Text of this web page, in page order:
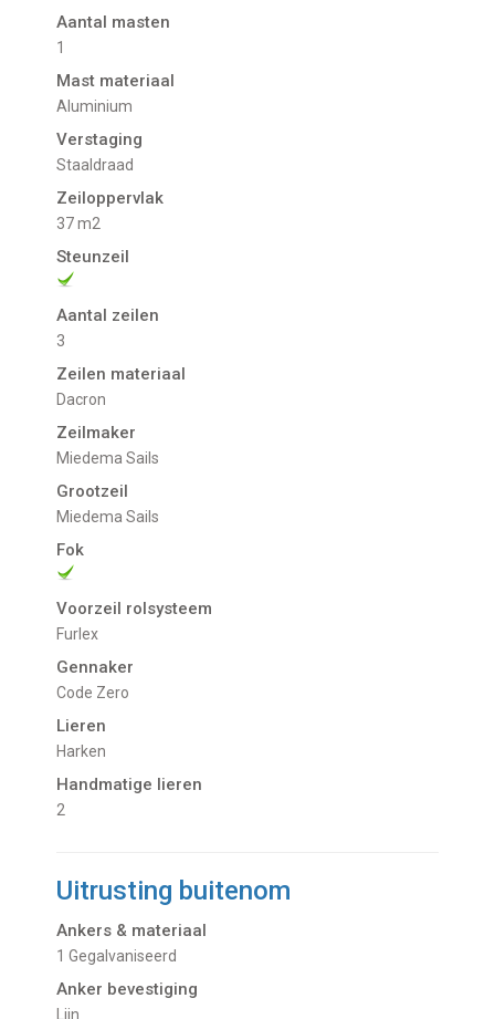
Aantal masten
1
Mast materiaal
Aluminium
Verstaging
Staaldraad
Zeiloppervlak
37 m2
Steunzeil
Aantal zeilen
3
Zeilen materiaal
Dacron
Zeilmaker
Miedema Sails
Grootzeil
Miedema Sails
Fok
Voorzeil rolsysteem
Furlex
Gennaker
Code Zero
Lieren
Harken
Handmatige lieren
2
Uitrusting buitenom
Ankers & materiaal
1 Gegalvaniseerd
Anker bevestiging
Lijn